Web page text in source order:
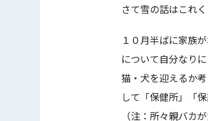
さて雪の話はこれく
１０月半ばに家族
について自分なり
猫・犬を迎えるか
して「保健所」「
（注：所々親バカ